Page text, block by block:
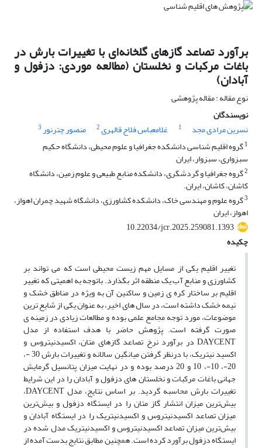
برآورد تصاعد گازهای گلخانه‌ای با تغییرات بارش در
باغات مرکبات و نخلستان (مطالعه موردی: دزفول و
آبادان)
نوع مقاله : مقاله پژوهشی
نویسندگان
نسرین مرادی مجد
1 غلامعباس فلاح قالهری2 منصور چترنور3
1گروه اقلیم شناسی دانشکده جغرافیا و علوم محیطی، دانشگاه حکیم
سبزواری، سبزوار، ایران
2گروه جغرافیا و گردشگری، دانشکده منابع طبیعی و علوم زمین، دانشگاه
کاشان، کاشان، ایران.
3گروه علوم و مهندسی خاک، دانشکده کشاورزی، دانشگاه شهید چمران اهواز،
اهواز، ایران
10.22034/jcr.2025.259081.1393
چکیده
تغییر اقلیم یکی از مسایل مهم زیست محیطی است که می تواند بر
کشاورزی و منابع آب یک منطقه اثر بگذارد. باتوجه به اهمیتی که تغییر
اقلیم بر ساختار کره ی زمین و ساکنین آن به ویژه در مناطق خشک و
نیمه خشک داشته است، در سال های اخیر، به عنوان یکی از شایع ترین
موضوعات، مورد توجه مجامع علمی بوده و مطالعات زیادی در زمینه ی
صورت گرفته است. پژوهش حاضر با هدف استفاده از مدل
DAYCENT در برآورد نرخ تصاعد گازهای متان، اکسیدنیتروس و
اکسید نیتریک، با درنظر گرفتن میانگین سالانه و تغییرات بارش 30 -،
20-، 10-، 10 و 20 درصد بوده و در نهایت میزان پتانسیل گرمایش
جهانی باغات مرکبات و نخلستان های دزفول و آبادان را در این شرایط
تغییرات بارش محاسبه گردید. بر اساس نتایج، مدل DAYCENT،
بیش‌ترین میزان انتشار گاز متان را در ایستگاه دزفول و بیش‌ترین
میزان تصاعد اکسیدنیتروس و اکسیدنیتریک را در ایستگاه آبادان و
بیش‌ترین میزان تصاعد اکسیدنیتروس و اکسیدنیتریک مدل شده در
ایستگاه دزفول برآورد کرده است. همچنین مطابق نتایج بدست آمده از